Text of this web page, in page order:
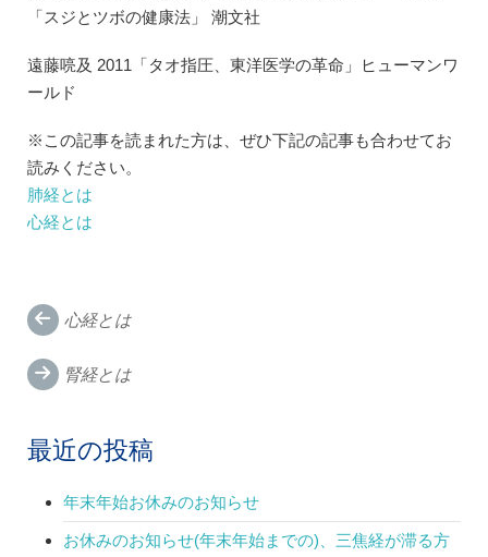
「スジとツボの健康法」 潮文社
遠藤喨及 2011「タオ指圧、東洋医学の革命」ヒューマンワ
ールド
※この記事を読まれた方は、ぜひ下記の記事も合わせてお
読みください。
肺経とは
心経とは
Post
navigation
心経とは
腎経とは
最近の投稿
年末年始お休みのお知らせ
お休みのお知らせ(年末年始までの)、三焦経が滞る方